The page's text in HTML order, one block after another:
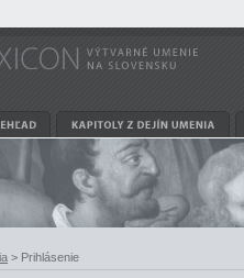
> Prihlásenie